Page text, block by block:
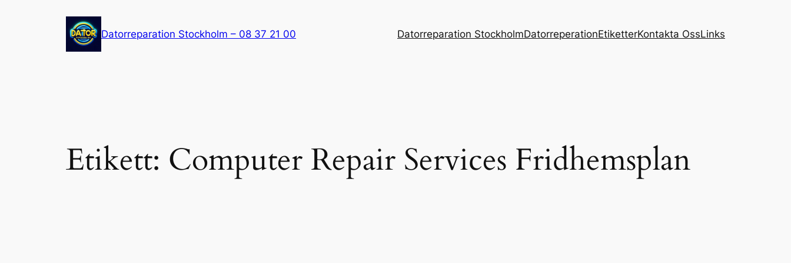
Datorreparation Stockholm – 08 37 21 00 Datorreparation StockholmDatorreperationEtiketterKontakta OssLinks
Etikett: Computer Repair Services Fridhemsplan